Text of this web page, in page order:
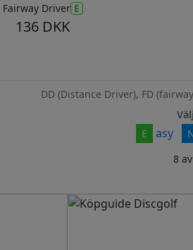
Fairway Driver E
136 DKK
DD (Distance Driver), FD
E
asy
8